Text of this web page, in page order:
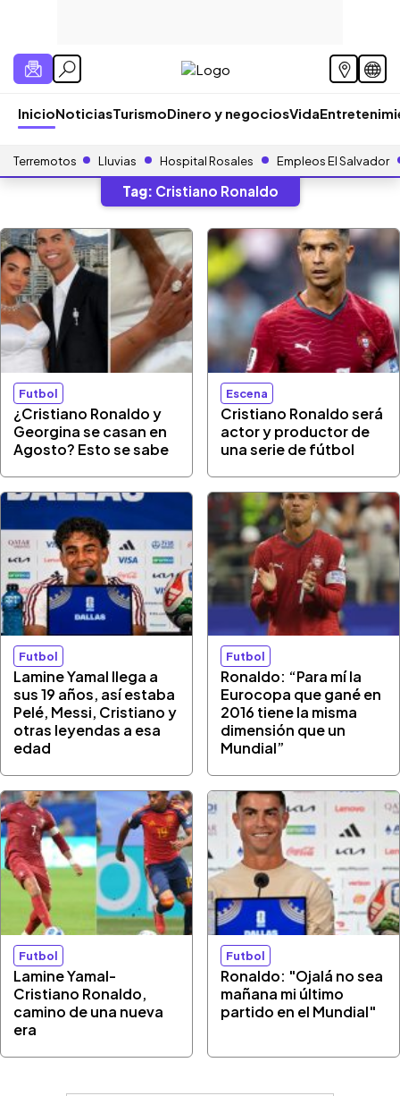
InicioNoticiasTurismoDinero y negociosVida
Terremotos Lluvias Hospital Rosales Empleos El Salvador
Tag: Cristiano Ronaldo
Futbol
¿Cristiano Ronaldo y
Georgina se casan en
Agosto? Esto se sabe
Escena
Cristiano Ronaldo será
actor y productor de
una serie de fútbol
Futbol
Lamine Yamal llega a
sus 19 años, así estaba
Pelé, Messi, Cristiano y
otras leyendas a esa
edad
Futbol
Ronaldo: “Para mí la
Eurocopa que gané en
2016 tiene la misma
dimensión que un
Mundial”
Futbol
Lamine Yamal-
Cristiano Ronaldo,
camino de una nueva
era
Futbol
Ronaldo: "Ojalá no sea
mañana mi último
partido en el Mundial"